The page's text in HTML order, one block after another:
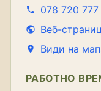
078 720 777
Веб-
Види на
РАБОТНО